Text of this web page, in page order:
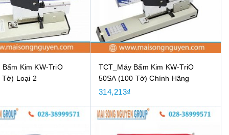
Kim KW-TriO
Tờ) Loại 2
TCT_Máy Bấm Kim KW-TriO
50SA (100 Tờ) Chính Hãng
314,213₫